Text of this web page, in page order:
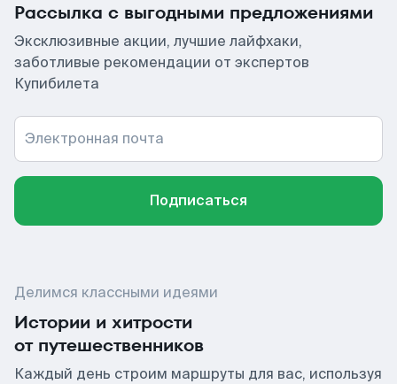
Рассылка с выгодными предложениями
Эксклюзивные акции, лучшие лайфхаки,
заботливые рекомендации от экспертов
Купибилета
Электронная почта
Подписаться
Делимся классными идеями
Истории и хитрости
от путешественников
Каждый день строим маршруты для вас, используя